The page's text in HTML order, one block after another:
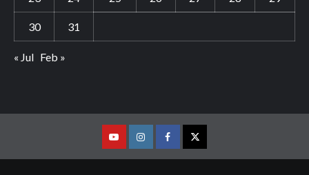
30 31
« Jul Feb »
YoutubeVimeoFacebookTwitter